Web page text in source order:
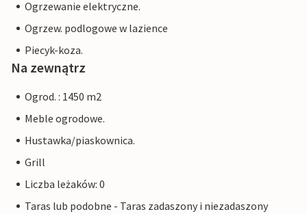
Ogrzewanie elektryczne.
Ogrzew. podlogowe w lazience
Piecyk-koza.
Na zewnątrz
Ogrod. : 1450 m2
Meble ogrodowe.
Hustawka/piaskownica.
Grill
Liczba leżaków: 0
Taras lub podobne - Taras zadaszony i niezadaszony